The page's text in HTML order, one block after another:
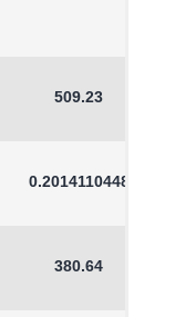
509.23
0.2014110448
380.64